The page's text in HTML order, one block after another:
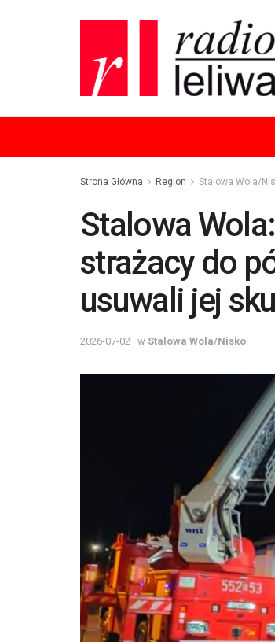
Strona Główna Region Stalowa Wola/
Stalowa
strażacy do
usuwali jej
2026-07-02 w Stalowa Wola/Nisko